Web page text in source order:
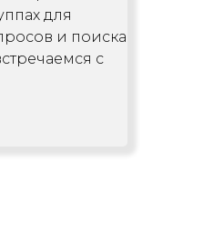
для
и поиска
с